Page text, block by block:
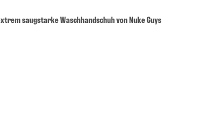
saugstarke Waschhandschuh von Nuke Guys